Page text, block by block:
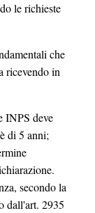
le richieste
che
ricevendo in
INPS deve
di 5 anni;
secondo la
dall'art. 2935